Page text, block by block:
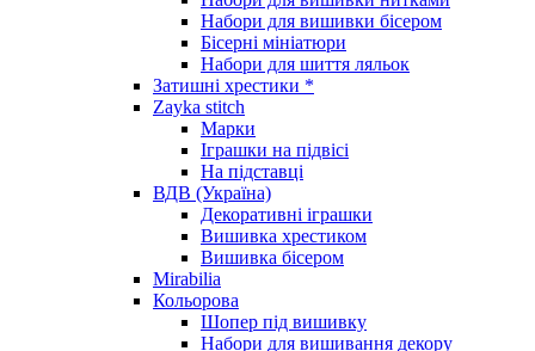
Набори для вишивки бісером
Бісерні мініатюри
Набори для шиття ляльок
Затишні хрестики *
Zayka stitch
Марки
Іграшки на підвісі
На підставці
ВДВ (Україна)
Декоративні іграшки
Вишивка хрестиком
Вишивка бісером
Mirabilia
Кольорова
Шопер під вишивку
Набори для вишивання декору